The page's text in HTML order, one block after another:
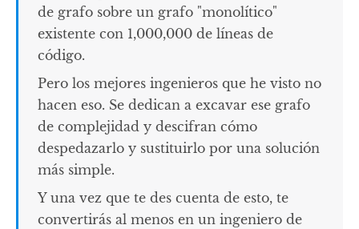
de grafo sobre un grafo "monolítico"
existente con 1,000,000 de líneas de
código.
Pero los mejores ingenieros que he visto no
hacen eso. Se dedican a excavar ese grafo
de complejidad y descifran cómo
despedazarlo y sustituirlo por una solución
más simple.
Y una vez que te des cuenta de esto, te
convertirás al menos en un ingeniero de